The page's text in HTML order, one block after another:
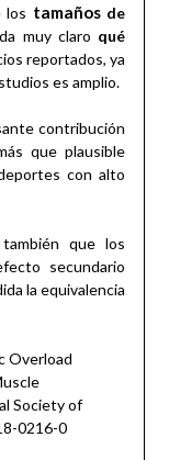
los tamañosde
muy claro qué
reportados, ya
es amplio.
contribución
que plausible
con alto
que los
secundario
la equivalencia
Overload
Society of
0216-0